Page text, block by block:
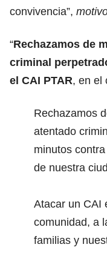
convivencia”,
“Rechazamos de
criminal
el CAI PTAR, en el
Rechazamos
atentado
minutos
de nuestra
Atacar un CAI
comunidad, a
familias y